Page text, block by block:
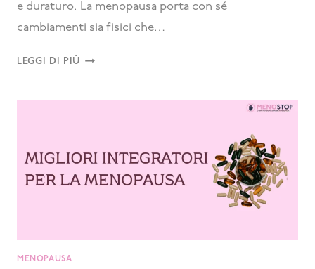
e duraturo. La menopausa porta con sé
cambiamenti sia fisici che…
LEGGI DI PIÙ
MENOPAUSA